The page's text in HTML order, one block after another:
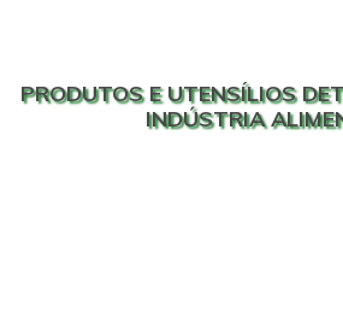
PRODUTOS E UTENSÍLIOS
INDÚSTRIA